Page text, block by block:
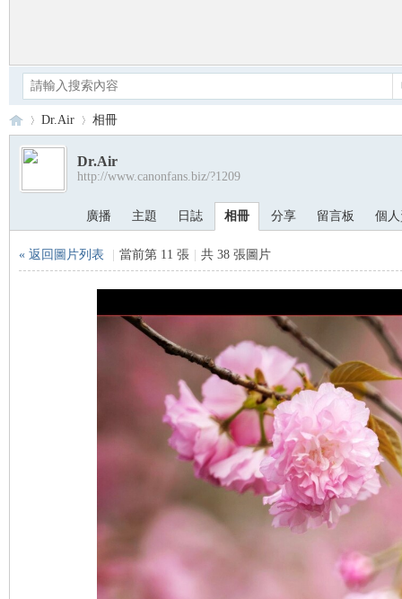
Ca›
Dr.Air 相冊
Dr.Air
http://www.canonfans.biz/?1209
廣播 主題 日誌 相冊 分享 留言板 個
« 返回圖片列表 當前第 11 張 共 38 張圖片